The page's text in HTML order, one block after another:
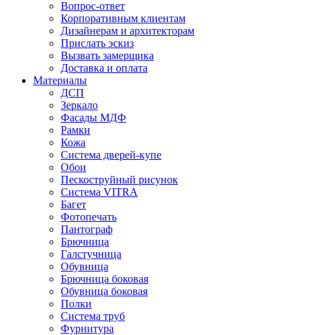
Вопрос-ответ
Корпоративным клиентам
Дизайнерам и архитекторам
Прислать эскиз
Вызвать замерщика
Доставка и оплата
Материалы
ДСП
Зеркало
Фасады МДФ
Рамки
Кожа
Система дверей-купе
Обои
Пескоструйный рисунок
Система VITRA
Багет
Фотопечать
Пантограф
Брючница
Галстучница
Обувница
Брючница боковая
Обувница боковая
Полки
Система труб
Фурнитура